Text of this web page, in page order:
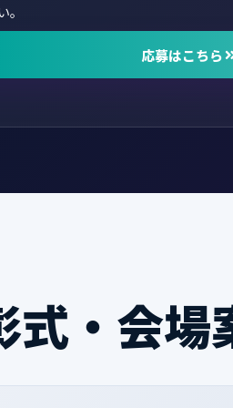
。
応募はこちら
式・会場